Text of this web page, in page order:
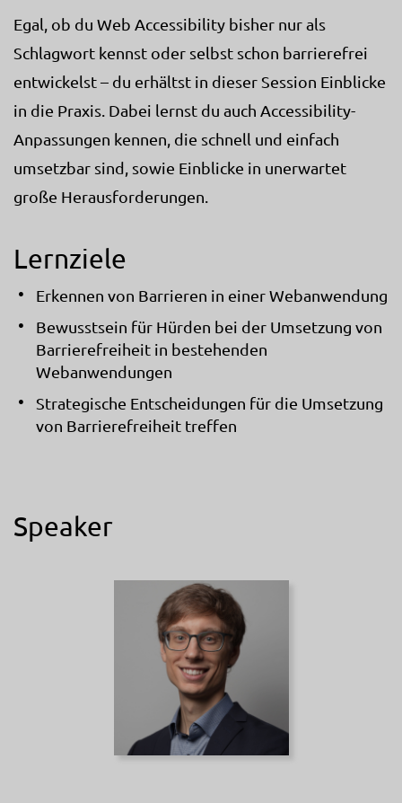
Egal, ob du Web Accessibility bisher nur als
Schlagwort kennst oder selbst schon barrierefrei
entwickelst – du erhältst in dieser Session Einblicke
in die Praxis. Dabei lernst du auch Accessibility-
Anpassungen kennen, die schnell und einfach
umsetzbar sind, sowie Einblicke in unerwartet
große Herausforderungen.
Lernziele
Erkennen von Barrieren in einer Webanwendung
Bewusstsein für Hürden bei der Umsetzung von
Barrierefreiheit in bestehenden
Webanwendungen
Strategische Entscheidungen für die Umsetzung
von Barrierefreiheit treffen
Speaker